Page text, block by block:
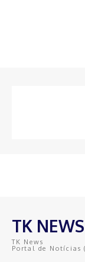
TK NEWS
TK News
Portal de Notícias